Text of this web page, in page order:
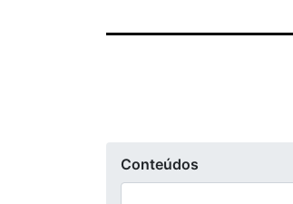
Conteúdos